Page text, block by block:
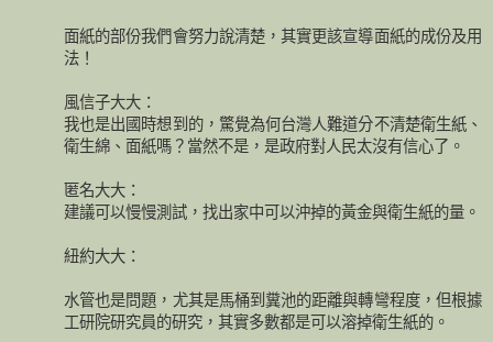
面紙的部份我們會努力說清楚，其實更該宣導面紙的成份及用
法！
風信子大大：
我也是出國時想到的，驚覺為何台灣人難道分不清楚衛生紙、
衛生綿、面紙嗎？當然不是，是政府對人民太沒有信心了。
匿名大大：
建議可以慢慢測試，找出家中可以沖掉的黃金與衛生紙的量。
紐約大大：
水管也是問題，尤其是馬桶到糞池的距離與轉彎程度，但根據
工研院研究員的研究，其實多數都是可以溶掉衛生紙的。